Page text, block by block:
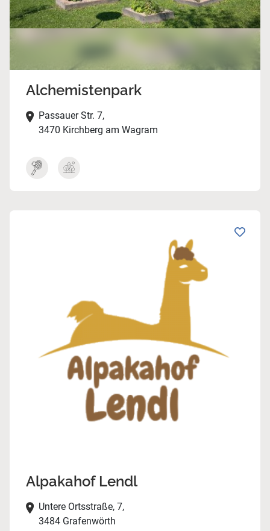
Alchemistenpark
Passauer Str. 7,
3470 Kirchberg am Wagram
Alpakahof Lendl
Untere Ortsstraße, 7,
3484 Grafenwörth